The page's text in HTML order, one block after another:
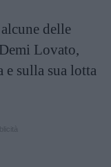
delle
Lovato,
e sulla sua lotta